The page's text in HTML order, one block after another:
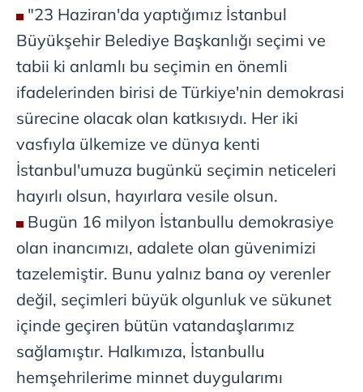
"23 Haziran'da yaptığımız İstanbul
Büyükşehir Belediye Başkanlığı seçimi ve
tabii ki anlamlı bu seçimin en önemli
ifadelerinden birisi de Türkiye'nin demokrasi
sürecine olacak olan katkısıydı. Her iki
vasfıyla ülkemize ve dünya kenti
İstanbul'umuza bugünkü seçimin neticeleri
hayırlı olsun, hayırlara vesile olsun.
Bugün 16 milyon İstanbullu demokrasiye
olan inancımızı, adalete olan güvenimizi
tazelemiştir. Bunu yalnız bana oy verenler
değil, seçimleri büyük olgunluk ve sükunet
içinde geçiren bütün vatandaşlarımız
sağlamıştır. Halkımıza, İstanbullu
hemşehrilerime minnet duygularımı